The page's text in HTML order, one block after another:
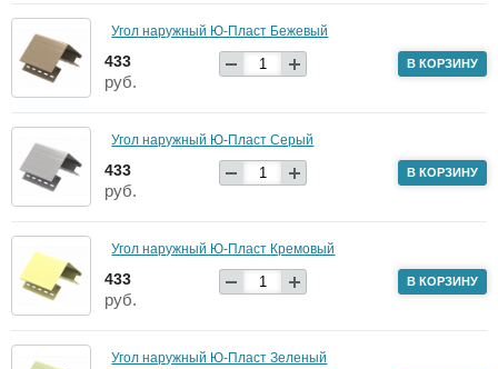
Угол наружный Ю-Пласт Бежевый
433
руб.
В КОРЗИНУ
Угол наружный Ю-Пласт Серый
433
руб.
В КОРЗИНУ
Угол наружный Ю-Пласт Кремовый
433
руб.
В КОРЗИНУ
Угол наружный Ю-Пласт Зеленый